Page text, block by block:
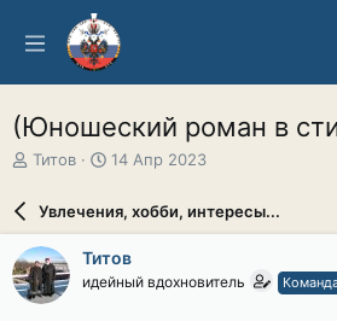
(Юношеский роман в
А
т
о
р
т
е
м
Титов
Д
а
а
ч
14 Апр 2023
Увлечения, хобби, интересы...
Титов
идейный вдохновитель